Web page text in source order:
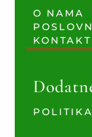
O NAMA
KONTAKT